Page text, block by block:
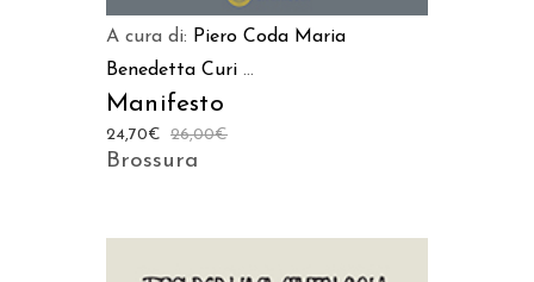
A cura di: Piero Coda Maria
Benedetta Curi ...
Manifesto
26,00€
24,70€
Brossura